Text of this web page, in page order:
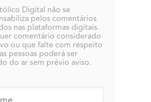
Digital não se
pelos comentários
nas plataformas digitais.
comentário considerado
ou que falte com respeito
pessoas poderá ser
do ar sem prévio aviso.